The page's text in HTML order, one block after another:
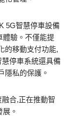
5G智慧停車設備
體驗。不僅能提
的移動支付功能,
停車系統還具備
隱私的保護。
合,正在推動智
。